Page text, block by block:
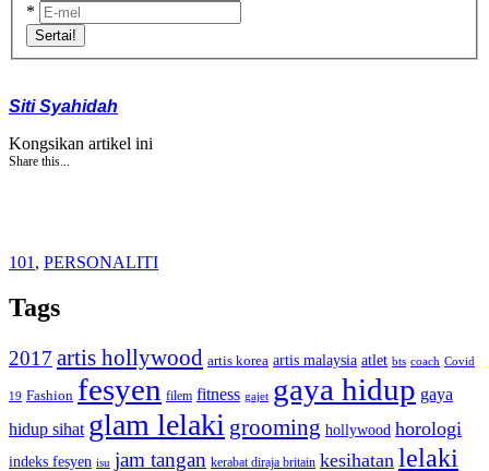
*
Sertai!
Siti Syahidah
Kongsikan artikel ini
Share this...
101 , PERSONALITI
Tags
2017 artis hollywood artis korea artis malaysia atlet bts coach Covid
19 Fashion fesyen filem fitness gajet gaya hidup gaya
hidup sihat glam lelaki grooming hollywood horologi
indeks fesyen isu jam tangan kerabat diraja britain kesihatan lelaki